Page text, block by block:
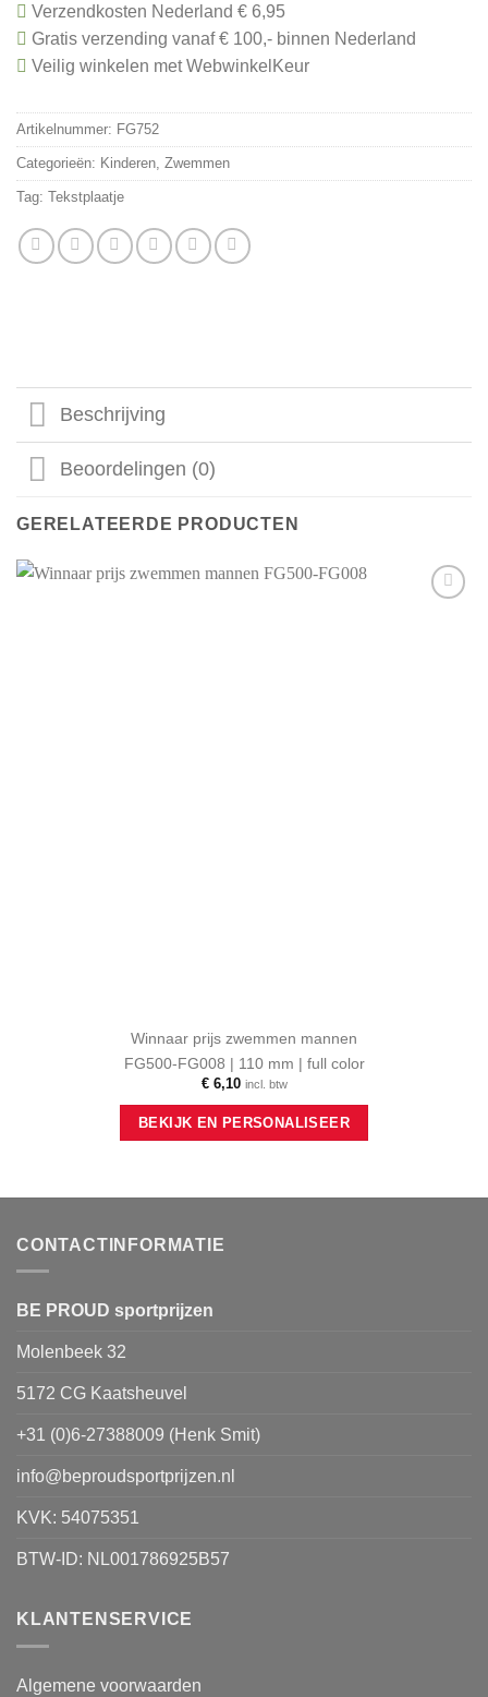
Verzendkosten Nederland € 6,95
Gratis verzending vanaf € 100,- binnen Nederland
Veilig winkelen met WebwinkelKeur
Artikelnummer: FG752
Categorieën: Kinderen Zwemmen
Tag: Tekstplaatje
Beschrijving
Beoordelingen (0)
GERELATEERDE PRODUCTEN
Winnaar prijs zwemmen mannen
FG500-FG008 | 110 mm | full color
€6,10 incl. btw
BEKIJK EN PERSONALISEER
CONTACTINFORMATIE
BE PROUD sportprijzen
Molenbeek 32
5172 CG Kaatsheuvel
+31 (0)6-27388009 (Henk Smit)
info@beproudsportprijzen.nl
KVK: 54075351
BTW-ID: NL001786925B57
KLANTENSERVICE
Algemene voorwaarden